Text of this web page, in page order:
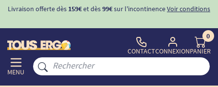
Livraison offerte dès 159€et dès99€sur l'incontinenceVoir conditions
MENU
CONTACTCONNEXION
0
PANIER